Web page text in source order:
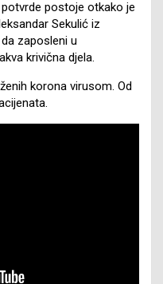
postoje otkako je
Sekulić iz
zaposleni u
krivična djela.
korona virusom. Od